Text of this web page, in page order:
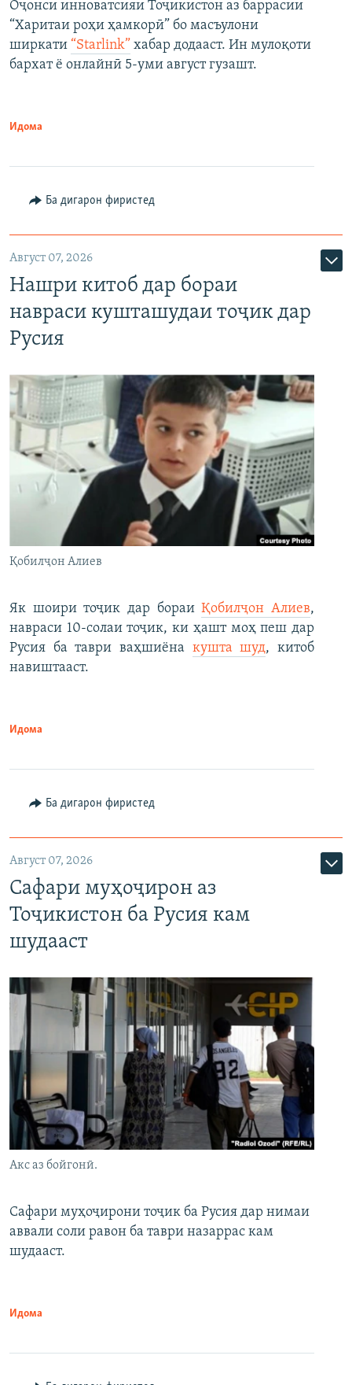
Оҷонси инноватсияи Тоҷикистон аз баррасии
“Харитаи роҳи ҳамкорӣ” бо масъулони
ширкати “Starlink” хабар додааст. Ин мулоқоти
бархат ё онлайнӣ 5-уми август гузашт.
Идома
Ба дигарон фиристед
Август 07, 2026
Нашри китоб дар бораи
навраси кушташудаи тоҷик дар
Русия
Қобилҷон Алиев
Як шоири тоҷик дар бораиҚобилҷон Алиев,
навраси 10-солаи тоҷик, ки ҳашт моҳ пеш дар
Русия ба таври ваҳшиёна кушта шуд, китоб
навиштааст.
Идома
Ба дигарон фиристед
Август 07, 2026
Сафари муҳоҷирон аз
Тоҷикистон ба Русия кам
шудааст
Акс аз бойгонӣ.
Сафари муҳоҷирони тоҷик ба Русия дар нимаи
аввали соли равон ба таври назаррас кам
шудааст.
Идома